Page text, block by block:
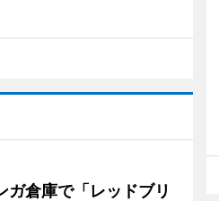
ガ倉庫で「レッドブリ